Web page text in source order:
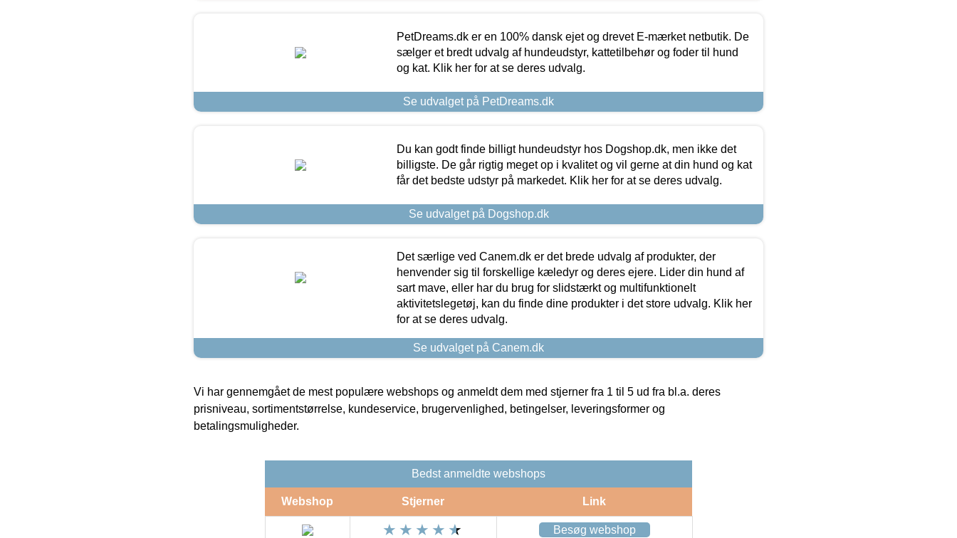
PetDreams.dk er en 100% dansk ejet og drevet E-mærket netbutik. De
sælger et bredt udvalg af hundeudstyr, kattetilbehør og foder til hund
og kat. Klik her for at se deres udvalg.
Se udvalget på PetDreams.dk
Du kan godt finde billigt hundeudstyr hos Dogshop.dk, men ikke det
billigste. De går rigtig meget op i kvalitet og vil gerne at din hund og kat
får det bedste udstyr på markedet. Klik her for at se deres udvalg.
Se udvalget på Dogshop.dk
Det særlige ved Canem.dk er det brede udvalg af produkter, der
henvender sig til forskellige kæledyr og deres ejere. Lider din hund af
sart mave, eller har du brug for slidstærkt og multifunktionelt
aktivitetslegetøj, kan du finde dine produkter i det store udvalg. Klik her
for at se deres udvalg.
Se udvalget på Canem.dk
Vi har gennemgået de mest populære webshops og anmeldt dem med stjerner fra 1 til 5 ud fra bl.a. deres
prisniveau, sortimentstørrelse, kundeservice, brugervenlighed, betingelser, leveringsformer og
betalingsmuligheder.
Bedst anmeldte webshops
Webshop Stjerner Link
Besøg webshop